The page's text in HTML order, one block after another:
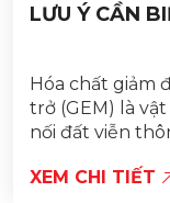
LƯU Ý CẦN
Hóa chất giảm
trở (GEM) là
nối đất viễn
XEM CHI TIẾT